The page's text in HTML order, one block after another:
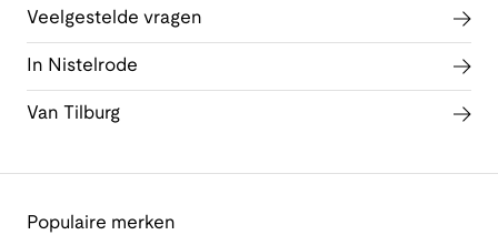
Veelgestelde vragen
In Nistelrode
Van Tilburg
Populaire merken